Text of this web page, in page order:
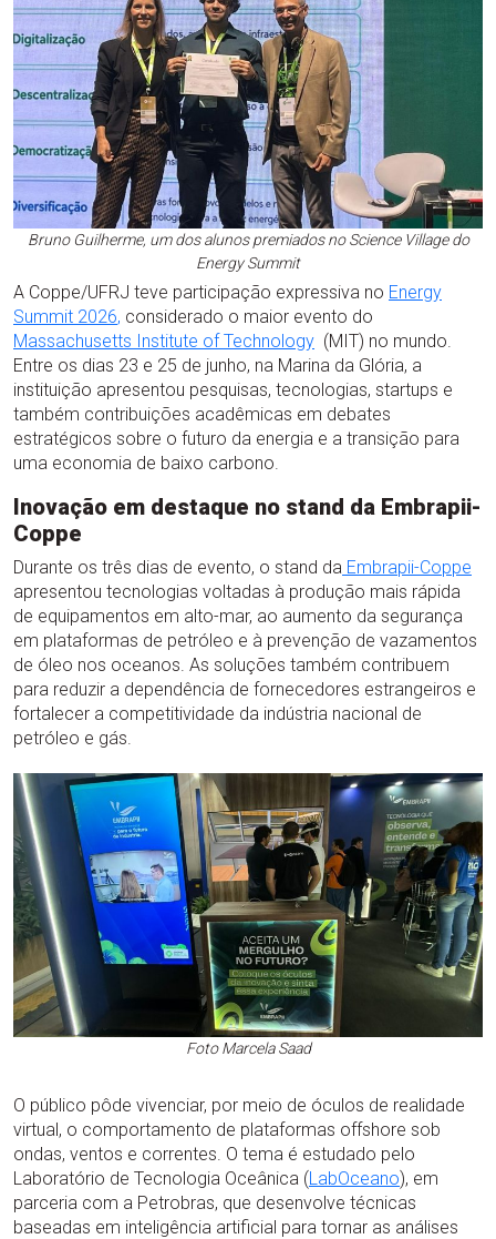
Bruno Guilherme, um dos alunos premiados no Science Village do
Energy Summit
A Coppe/UFRJ teve participação expressiva no Energy
Summit 2026, considerado o maior evento do
Massachusetts Institute of Technology (MIT) no mundo.
Entre os dias 23 e 25 de junho, na Marina da Glória, a
instituição apresentou pesquisas, tecnologias, startups e
também contribuições acadêmicas em debates
estratégicos sobre o futuro da energia e a transição para
uma economia de baixo carbono.
Inovação em destaque no stand da Embrapii-
Coppe
Durante os três dias de evento, o stand da Embrapii-Coppe
apresentou tecnologias voltadas à produção mais rápida
de equipamentos em alto-mar, ao aumento da segurança
em plataformas de petróleo e à prevenção de vazamentos
de óleo nos oceanos. As soluções também contribuem
para reduzir a dependência de fornecedores estrangeiros e
fortalecer a competitividade da indústria nacional de
petróleo e gás.
Foto Marcela Saad
O público pôde vivenciar, por meio de óculos de realidade
virtual, o comportamento de plataformas offshore sob
ondas, ventos e correntes. O tema é estudado pelo
Laboratório de Tecnologia Oceânica (LabOceano), em
parceria com a Petrobras, que desenvolve técnicas
baseadas em inteligência artificial para tornar as análises